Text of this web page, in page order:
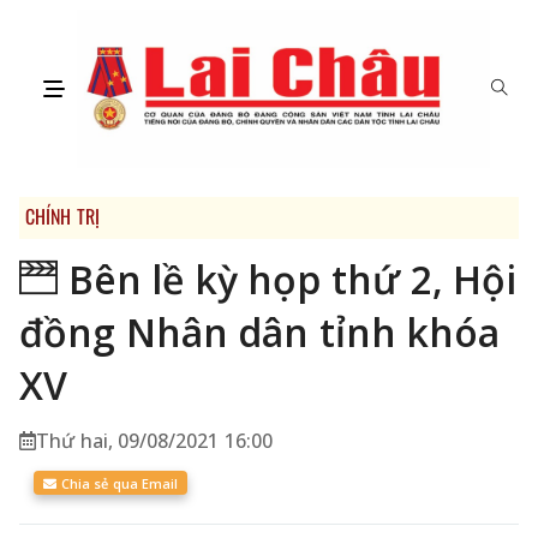
CHÍNH TRỊ
Bên lề kỳ họp thứ 2, Hội
đồng Nhân dân tỉnh khóa
XV
Thứ hai, 09/08/2021 16:00
Chia sẻ qua Email